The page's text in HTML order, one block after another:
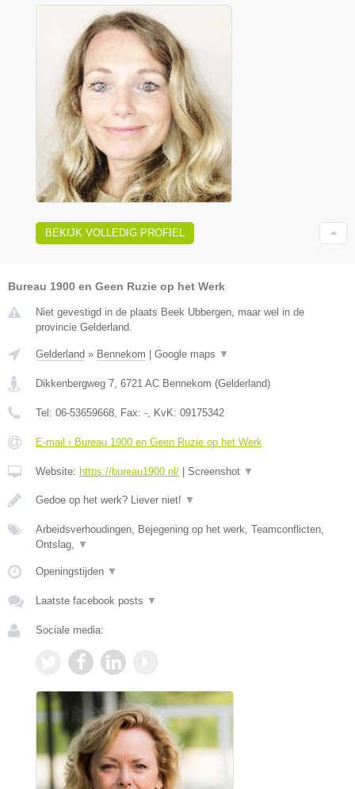
BEKIJK VOLLEDIG PROFIEL
Bureau 1900 en Geen Ruzie op het Werk
Niet gevestigd in de plaats Beek Ubbergen, maar wel in de
provincie Gelderland.
Gelderland » Bennekom Google maps ▼
Dikkenbergweg 7 6721 AC Bennekom (Gelderland)
Tel: 06-53659668 , Fax: - , KvK: 09175342
E-mail › Bureau 1900 en Geen Ruzie op het Werk
Website: https://bureau1900.nl/ Screenshot ▼
Gedoe op het werk? Liever niet! ▼
Arbeidsverhoudingen, Bejegening op het werk, Teamconflicten,
Ontslag,
▼
Openingstijden ▼
Laatste facebook posts ▼
Sociale media: